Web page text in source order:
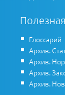
Глоссарий
Архив.
Архив.
Архив.
Архив.